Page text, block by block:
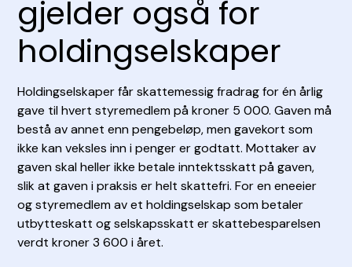
gjelder også for
holdingselskaper
Holdingselskaper får skattemessig fradrag for én årlig
gave til hvert styremedlem på kroner 5 000. Gaven må
bestå av annet enn pengebeløp, men gavekort som
ikke kan veksles inn i penger er godtatt. Mottaker av
gaven skal heller ikke betale inntektsskatt på gaven,
slik at gaven i praksis er helt skattefri. For en eneeier
og styremedlem av et holdingselskap som betaler
utbytteskatt og selskapsskatt er skattebesparelsen
verdt kroner 3 600 i året.